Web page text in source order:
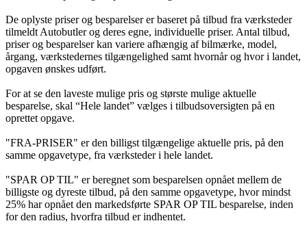
De oplyste priser og besparelser er baseret på tilbud fra værksteder
tilmeldt Autobutler og deres egne, individuelle priser. Antal tilbud,
priser og besparelser kan variere afhængig af bilmærke, model,
årgang, værkstedernes tilgængelighed samt hvornår og hvor i landet,
opgaven ønskes udført.
For at se den laveste mulige pris og største mulige aktuelle
besparelse, skal “Hele landet” vælges i tilbudsoversigten på en
oprettet opgave.
"FRA-PRISER" er den billigst tilgængelige aktuelle pris, på den
samme opgavetype, fra værksteder i hele landet.
"SPAR OP TIL" er beregnet som besparelsen opnået mellem de
billigste og dyreste tilbud, på den samme opgavetype, hvor mindst
25% har opnået den markedsførte SPAR OP TIL besparelse, inden
for den radius, hvorfra tilbud er indhentet.